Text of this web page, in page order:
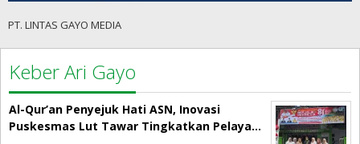
PT. LINTAS GAYO MEDIA
Keber Ari Gayo
Al-Qur’an Penyejuk Hati ASN, Inovasi
Puskesmas Lut Tawar Tingkatkan Pelaya…